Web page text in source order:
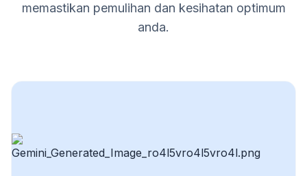
memastikan pemulihan dan kesihatan optimum
anda.